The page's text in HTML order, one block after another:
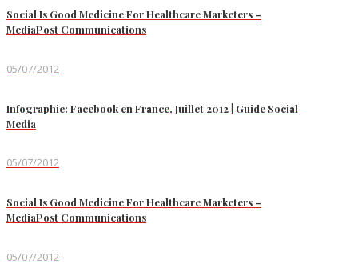
Social Is Good Medicine For Healthcare Marketers –
MediaPost Communications
05/07/2012
Infographie: Facebook en France, Juillet 2012 | Guide Social
Media
05/07/2012
Social Is Good Medicine For Healthcare Marketers –
MediaPost Communications
05/07/2012